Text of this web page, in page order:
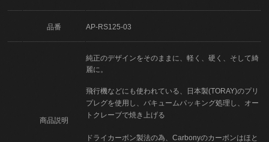
品番 AP-RS125-03
商品説明
純正のデザインをそのままに、軽く、硬く、そして綺
麗に。
飛行機などにも使われている、日本製(TORAY)のプリ
プレグを使用し、バキュームパッキング処理し、オー
トクレーブで焼き上げる
ドライカーボン製法の為、Carbonyのカーボンはほと